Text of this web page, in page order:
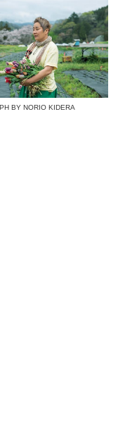
BY NORIO KIDERA